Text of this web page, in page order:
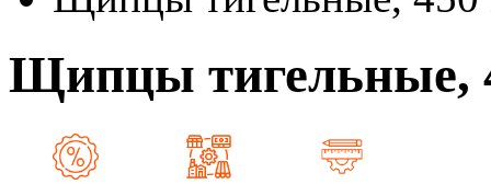
Щипцы тигельные,